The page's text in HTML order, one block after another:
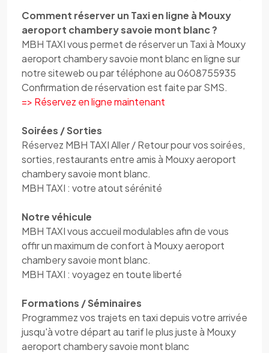
Comment réserver un Taxi en ligne à Mouxy
aeroport chambery savoie mont blanc ?
MBH TAXI vous permet de réserver un Taxi à Mouxy
aeroport chambery savoie mont blanc en ligne sur
notre siteweb ou par téléphone au 0608755935
Confirmation de réservation est faite par SMS.
=> Réservez en ligne maintenant
Soirées / Sorties
Réservez MBH TAXI Aller / Retour pour vos soirées,
sorties, restaurants entre amis à Mouxy aeroport
chambery savoie mont blanc.
MBH TAXI : votre atout sérénité
Notre véhicule
MBH TAXI vous accueil modulables afin de vous
offir un maximum de confort à Mouxy aeroport
chambery savoie mont blanc.
MBH TAXI : voyagez en toute liberté
Formations / Séminaires
Programmez vos trajets en taxi depuis votre arrivée
jusqu'à votre départ au tarif le plus juste à Mouxy
aeroport chambery savoie mont blanc